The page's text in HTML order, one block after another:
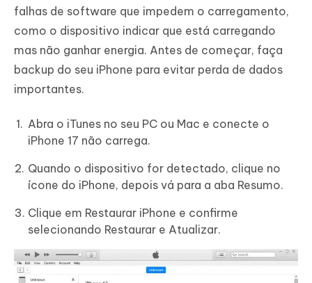
falhas de software que impedem o carregamento,
como o dispositivo indicar que está carregando
mas não ganhar energia. Antes de começar, faça
backup do seu iPhone para evitar perda de dados
importantes.
Abra o iTunes no seu PC ou Mac e conecte o
iPhone 17 não carrega.
Quando o dispositivo for detectado, clique no
ícone do iPhone, depois vá para a aba Resumo.
Clique em Restaurar iPhone e confirme
selecionando Restaurar e Atualizar.